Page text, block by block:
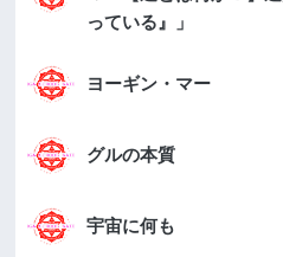
っている』」
ヨーギン・マー
グルの本質
宇宙に何も